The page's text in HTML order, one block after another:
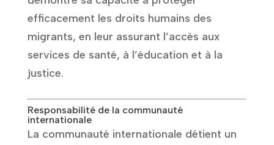
efficacement les droits humains des
migrants, en leur assurant l’accès aux
services de santé, à l’éducation et à la
justice.
Responsabilité de la communauté
internationale
La communauté internationale détient un